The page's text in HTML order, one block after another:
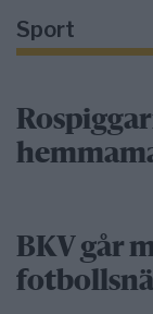
Sport
BKV går